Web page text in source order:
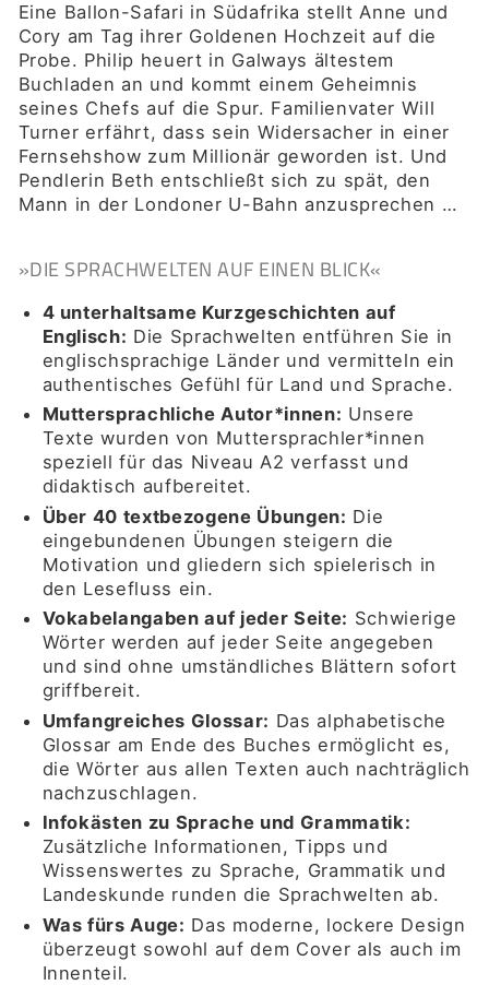
Eine Ballon-Safari in Südafrika stellt Anne und
Cory am Tag ihrer Goldenen Hochzeit auf die
Probe. Philip heuert in Galways ältestem
Buchladen an und kommt einem Geheimnis
seines Chefs auf die Spur. Familienvater Will
Turner erfährt, dass sein Widersacher in einer
Fernsehshow zum Millionär geworden ist. Und
Pendlerin Beth entschließt sich zu spät, den
Mann in der Londoner U-Bahn anzusprechen …
»DIE SPRACHWELTEN AUF EINEN BLICK«
4 unterhaltsame Kurzgeschichten auf
Englisch: Die Sprachwelten entführen Sie in
englischsprachige Länder und vermitteln ein
authentisches Gefühl für Land und Sprache.
Muttersprachliche Autor*innen: Unsere
Texte wurden von Muttersprachler*innen
speziell für das Niveau A2 verfasst und
didaktisch aufbereitet.
Über 40 textbezogene Übungen: Die
eingebundenen Übungen steigern die
Motivation und gliedern sich spielerisch in
den Lesefluss ein.
Vokabelangaben auf jeder Seite: Schwierige
Wörter werden auf jeder Seite angegeben
und sind ohne umständliches Blättern sofort
griffbereit.
Umfangreiches Glossar: Das alphabetische
Glossar am Ende des Buches ermöglicht es,
die Wörter aus allen Texten auch nachträglich
nachzuschlagen.
Infokästen zu Sprache und Grammatik:
Zusätzliche Informationen, Tipps und
Wissenswertes zu Sprache, Grammatik und
Landeskunde runden die Sprachwelten ab.
Was fürs Auge: Das moderne, lockere Design
überzeugt sowohl auf dem Cover als auch im
Innenteil.